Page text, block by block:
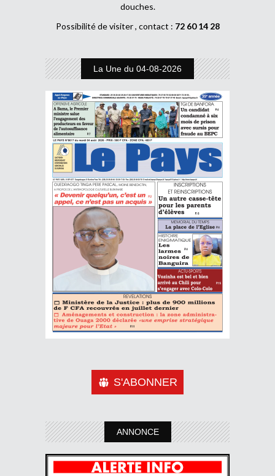
douches.
Possibilité de visiter , contact : 72 60 14 28
La Une du 04-08-2026
S'ABONNER
ANNONCE